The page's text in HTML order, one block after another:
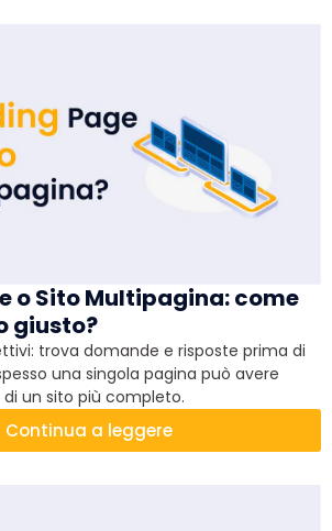
o Sito Multipagina: come
giusto?
trova domande e risposte prima di
una singola pagina può avere
un sito più completo.
Continua a leggere